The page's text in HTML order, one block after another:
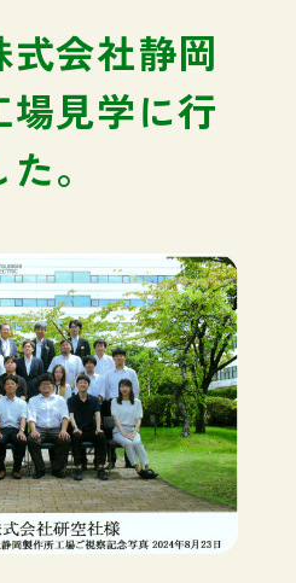
会社静岡
見学に行
。